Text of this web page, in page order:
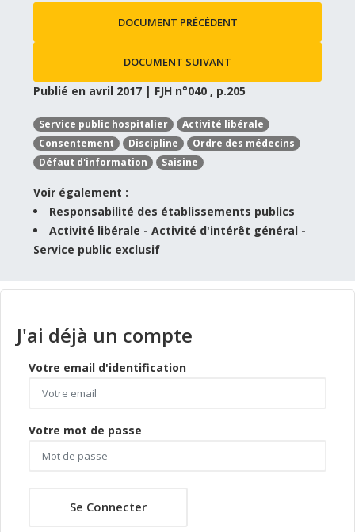
DOCUMENT PRÉCÉDENT
DOCUMENT SUIVANT
Publié en avril 2017 | FJH n°040 , p.205
Service public hospitalier
Activité libérale
Consentement
Discipline
Ordre des médecins
Défaut d'information
Saisine
Voir également :
Responsabilité des établissements publics
Activité libérale - Activité d'intérêt général -
Service public exclusif
J'ai déjà un compte
Votre email d'identification
Votre mot de passe
Se Connecter